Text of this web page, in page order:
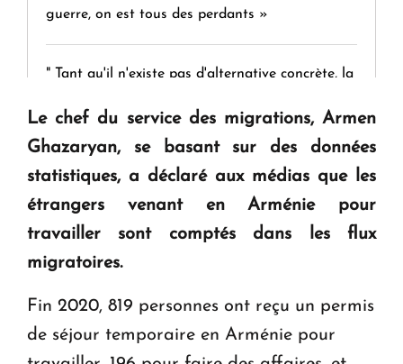
guerre, on est tous des perdants »
" Tant qu'il n'existe pas d'alternative concrète, la
KASA : 30 ans d'audace, de résilience et d'avenir
en Arménie
Le premier hôtel Hyatt Regency d'Arménie
ouvrira ses portes à Dilijan
Le chef du service des migrations, Armen
Ghazaryan, se basant sur des données
statistiques, a déclaré aux médias que les
étrangers venant en Arménie pour
travailler sont comptés dans les flux
migratoires.
Fin 2020, 819 personnes ont reçu un permis
de séjour temporaire en Arménie pour